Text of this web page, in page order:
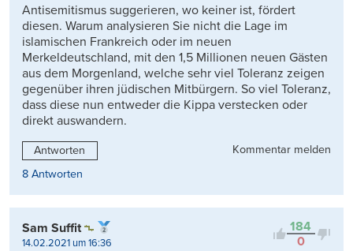
Antisemitismus suggerieren, wo keiner ist, fördert
diesen. Warum analysieren Sie nicht die Lage im
islamischen Frankreich oder im neuen
Merkeldeutschland, mit den 1,5 Millionen neuen Gästen
aus dem Morgenland, welche sehr viel Toleranz zeigen
gegenüber ihren jüdischen Mitbürgern. So viel Toleranz,
dass diese nun entweder die Kippa verstecken oder
direkt auswandern.
Antworten
Kommentar melden
8 Antworten
184
0
Sam Suffit
14.02.2021 um 16:36